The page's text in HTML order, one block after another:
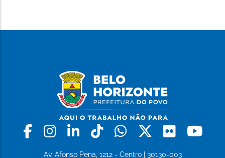
Facebook
Instagram
LinkedinTiktokWhatsapp
X Flickr
Av. Afonso Pena, 1212 - Centro | 30130-003